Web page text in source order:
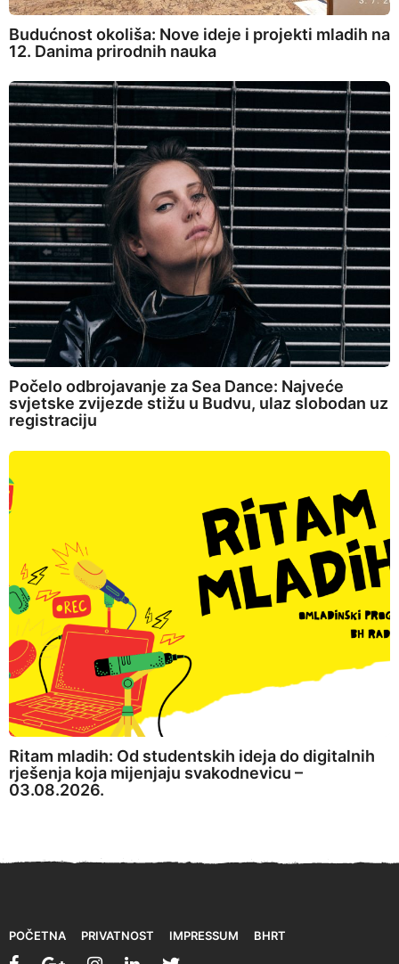
Budućnost okoliša: Nove ideje i projekti mladih na
12. Danima prirodnih nauka
Počelo odbrojavanje za Sea Dance: Najveće
svjetske zvijezde stižu u Budvu, ulaz slobodan uz
registraciju
Ritam mladih: Od studentskih ideja do digitalnih
rješenja koja mijenjaju svakodnevicu –
03.08.2026.
POČETNA PRIVATNOST IMPRESSUM BHRT